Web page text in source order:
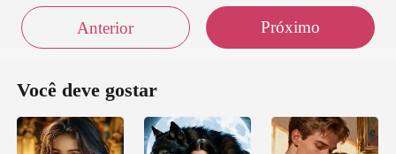
Anterior Próximo
Você deve gostar